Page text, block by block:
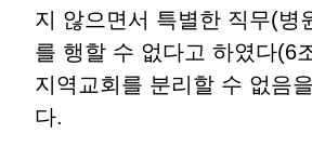
지 않으면서 특별한 직무(병
를 행할 수 없다고 하였다(6
지역교회를 분리할 수 없음
다.